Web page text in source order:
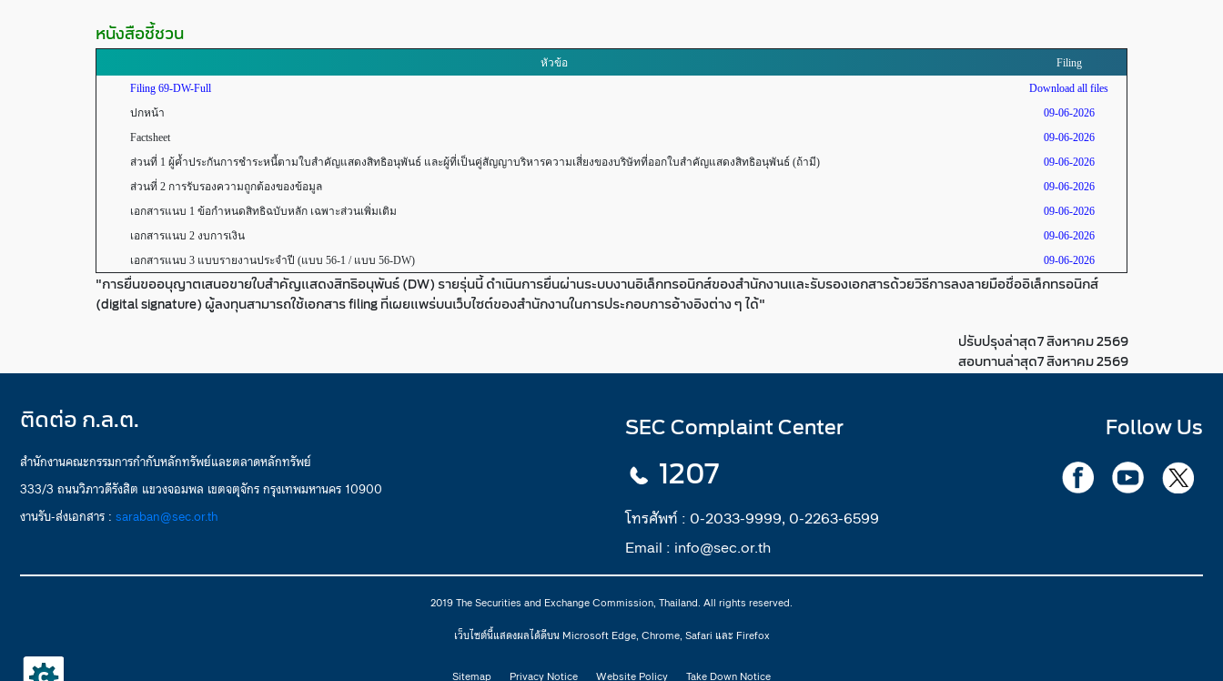
หนังสือชี้ชวน
หัวข้อ
Filing
Filing 69-DW-Full
Download all files
ปกหน้า
09-06-2026
Factsheet
09-06-2026
ส่วนที่ 1 ผู้ค้ำประกันการชำระหนี้ตามใบสำคัญแสดงสิทธิอนุพันธ์ และผู้ที่เป็นคู่สัญญาบริหารความเสี่ยงของบริษัทที่ออกใบสำคัญแสดงสิทธิอนุพันธ์ (ถ้ามี)
09-06-2026
ส่วนที่ 2 การรับรองความถูกต้องของข้อมูล
09-06-2026
เอกสารแนบ 1 ข้อกำหนดสิทธิฉบับหลัก เฉพาะส่วนเพิ่มเติม
09-06-2026
เอกสารแนบ 2 งบการเงิน
09-06-2026
เอกสารแนบ 3 แบบรายงานประจำปี (แบบ 56-1 / แบบ 56-DW)
09-06-2026
"การยื่นขออนุญาตเสนอขายใบสำคัญแสดงสิทธิอนุพันธ์ (DW) รายรุ่นนี้ ดำเนินการยื่นผ่านระบบงานอิเล็กทรอนิกส์ของสำนักงานและรับรองเอกสารด้วยวิธีการลงลายมือชื่ออิเล็กทรอนิกส์
(digital signature) ผู้ลงทุนสามารถใช้เอกสาร filing ที่เผยแพร่บนเว็บไซต์ของสำนักงานในการประกอบการอ้างอิงต่าง ๆ ได้"
ปรับปรุงล่าสุด7 สิงหาคม 2569
สอบทานล่าสุด7 สิงหาคม 2569
ติดต่อ ก.ล.ต.
สำนักงานคณะกรรมการกำกับหลักทรัพย์และตลาดหลักทรัพย์
333/3 ถนนวิภาวดีรังสิต แขวงจอมพล เขตจตุจักร กรุงเทพมหานคร 10900
งานรับ-ส่งเอกสาร : saraban@sec.or.th
SEC Complaint Center
1207
โทรศัพท์ : 0-2033-9999, 0-2263-6599
Email : info@sec.or.th
Follow Us
2019 The Securities and Exchange Commission, Thailand. All rights reserved.
เว็บไซต์นี้แสดงผลได้ดีบน Microsoft Edge, Chrome, Safari และ Firefox
Sitemap Privacy Notice Website Policy Take Down Notice